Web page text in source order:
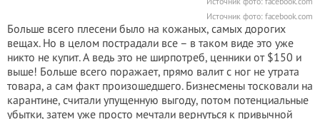
Источник фото: facebook.com
Больше всего плесени было на кожаных, самых дорогих
вещах. Но в целом пострадали все – в таком виде это уже
никто не купит. А ведь это не ширпотреб, ценники от $150 и
выше! Больше всего поражает, прямо валит с ног не утрата
товара, а сам факт произошедшего. Бизнесмены тосковали на
карантине, считали упущенную выгоду, потом потенциальные
убытки, затем уже просто мечтали вернуться к привычной